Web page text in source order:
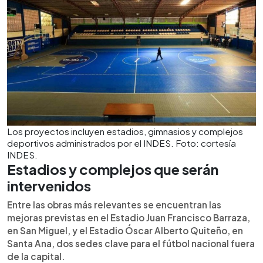
Los proyectos incluyen estadios, gimnasios y complejos
deportivos administrados por el INDES. Foto: cortesía
INDES.
Estadios y complejos que serán
intervenidos
Entre las obras más relevantes se encuentran las
mejoras previstas en el Estadio Juan Francisco Barraza,
en San Miguel, y el Estadio Óscar Alberto Quiteño, en
Santa Ana, dos sedes clave para el fútbol nacional fuera
de la capital.